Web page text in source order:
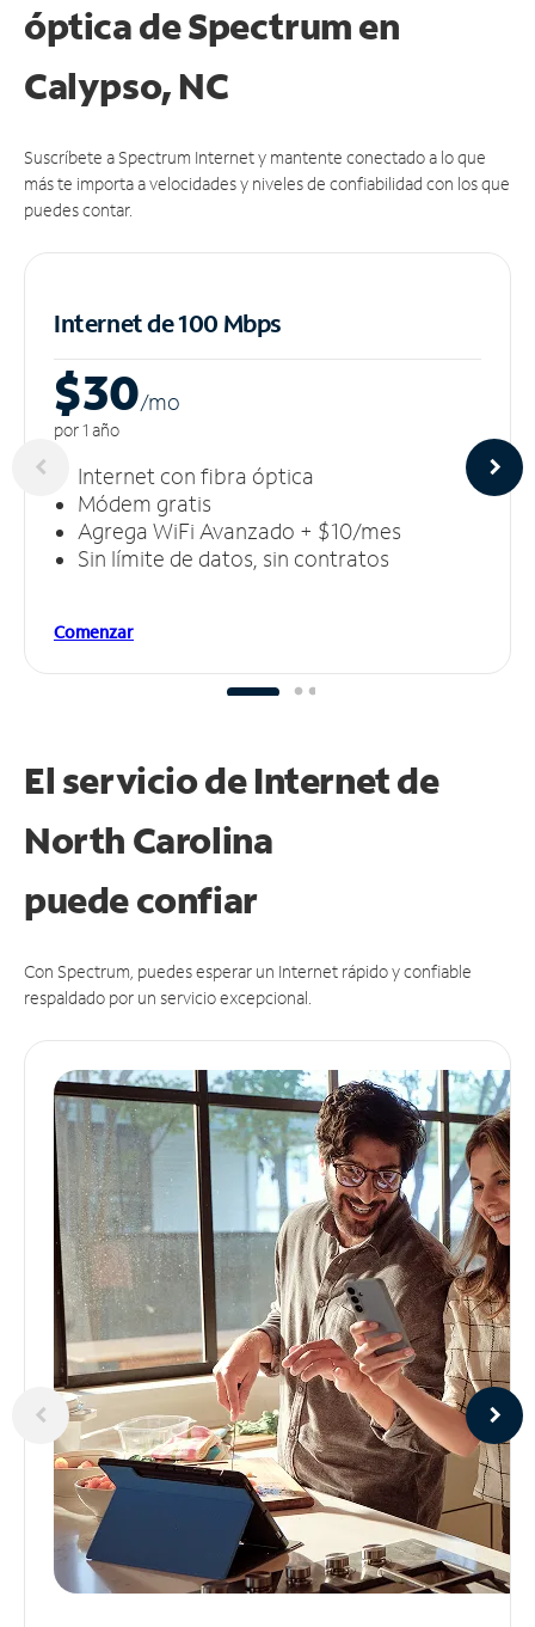
óptica de Spectrum en
Calypso, NC
Suscríbete a Spectrum Internet y mantente conectado a lo que
más te importa a velocidades y niveles de confiabilidad con los que
puedes contar.
Internet de 100 Mbps
$30/mo
por 1 año
Internet con fibra óptica
Módem gratis
Agrega WiFi Avanzado + $10/mes
Sin límite de datos, sin contratos
Comenzar
El servicio de Internet de
North Carolina
puedeconfiar
Con Spectrum, puedes esperar un Internet rápido y confiable
respaldado por un servicio excepcional.